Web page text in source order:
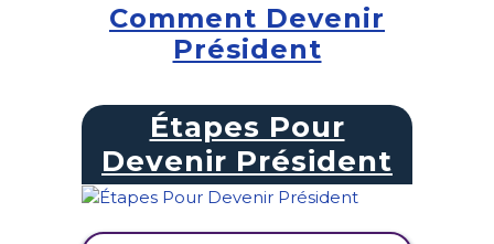
Comment Devenir
Président
Étapes Pour
Devenir Président